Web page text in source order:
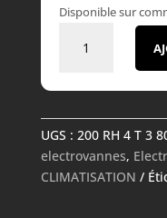
Disponible sur
Electrovanne
-
200
RH
4
T
UGS : 200 RH 4 T 3
electrovannes,
CLIMATISATION